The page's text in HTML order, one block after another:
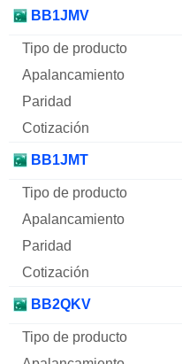
BB1JMV
BB1JMT
BB2QKV